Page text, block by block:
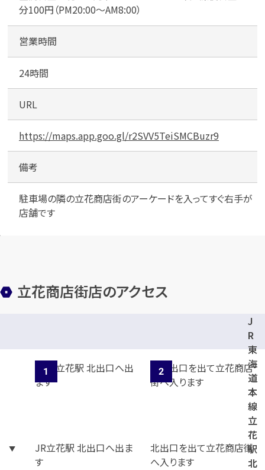
分100円（PM20:00～AM8:00）
営業時間
24時間
URL
https://maps.app.goo.gl/r2SVV5TeiSMCBuzr9
備考
駐車場の隣の立花商店街のアーケードを入ってすぐ右手が
店舗です
立花商店街店のアクセス
J
R
東
海
道
本
線
立
花
駅
北
JR立花駅 北出口へ出ま
す
北出口を出て立花商店街
へ入ります